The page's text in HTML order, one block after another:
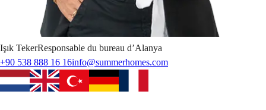
Işık TekerResponsable du bureau d’Alanya
+90 538 888 16 16info@summerhomes.com